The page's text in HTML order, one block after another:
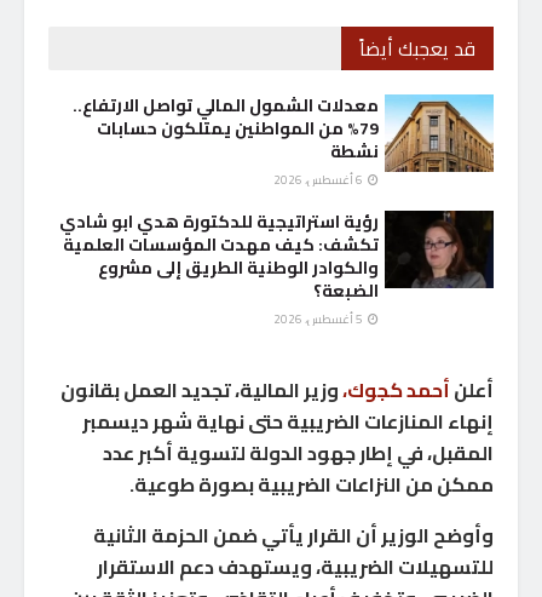
قد يعجبك أيضاً
معدلات الشمول المالي تواصل الارتفاع..
79% من المواطنين يمتلكون حسابات
نشطة
رؤية استراتيجية للدكتورة هدي ابو شادي
تكشف: كيف مهدت المؤسسات العلمية
والكوادر الوطنية الطريق إلى مشروع
الضبعة؟
أعلنأحمد كجوك،وزير المالية، تجديد العمل بقانون
إنهاء المنازعات الضريبية حتى نهاية شهر ديسمبر
المقبل، في إطار جهود الدولة لتسوية أكبر عدد
ممكن من النزاعات الضريبية بصورة طوعية.
وأوضح الوزير أن القرار يأتي ضمن الحزمة الثانية
للتسهيلات الضريبية، ويستهدف دعم الاستقرار